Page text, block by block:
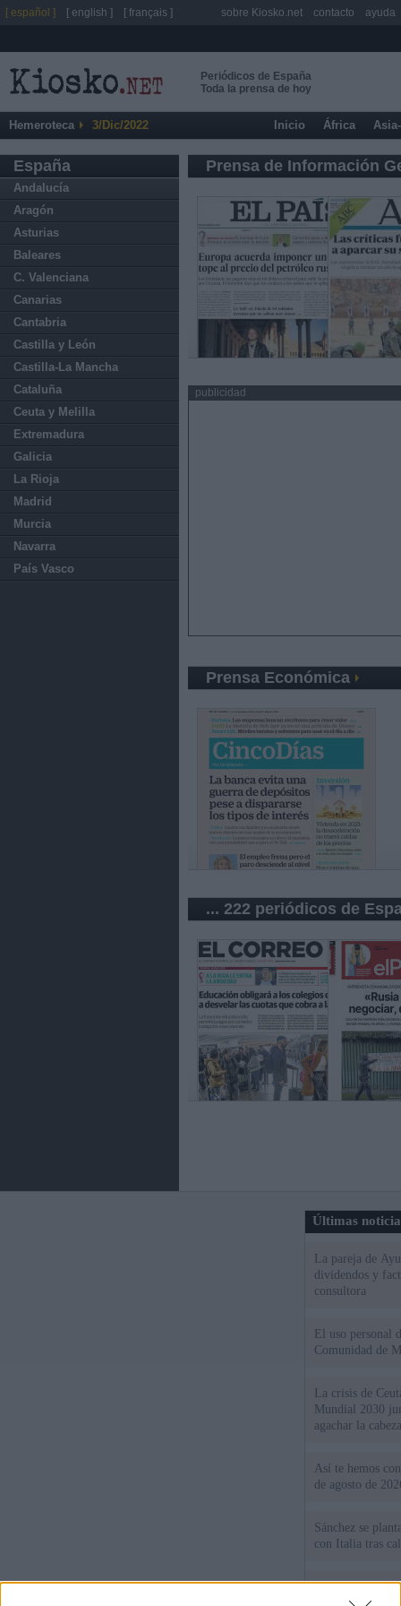
Periódicos de España
Toda la prensa de hoy
Hemeroteca 3/Dic/2022 Inicio África
España
Andalucía
Aragón
Asturias
Baleares
C. Valenciana
Canarias
Cantabria
Castilla y León
Castilla-La Mancha
Cataluña
Ceuta y Melilla
Extremadura
Galicia
La Rioja
Madrid
Murcia
Navarra
País Vasco
Prensa de Información
publicidad
Prensa Económica
... 222 periódicos de
Últimas
La pareja de
dividendos y
consultora
El uso personal
Comunidad de
La crisis de
Mundial 2030
agachar la
Así te hemos
de agosto de
Sánchez se
con Italia tras
Los viajeros
Italia: “Es
[ español ] [ english ] [ français ] sobre Kiosko.net contacto ayuda